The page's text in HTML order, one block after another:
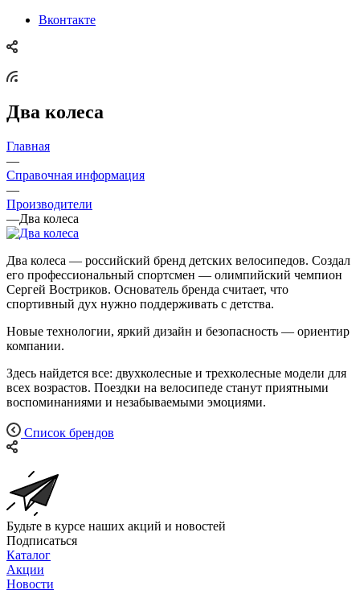
Вконтакте
Два колеса
Главная
—
Справочная информация
—
Производители
—Два колеса
Два колеса — российский бренд детских велосипедов. Создал
его профессиональный спортсмен — олимпийский чемпион
Сергей Востриков. Основатель бренда считает, что
спортивный дух нужно поддерживать с детства.
Новые технологии, яркий дизайн и безопасность — ориентир
компании.
Здесь найдется все: двухколесные и трехколесные модели для
всех возрастов. Поездки на велосипеде станут приятными
воспоминаниями и незабываемыми эмоциями.
Список брендов
Будьте в курсе наших акций и новостей
Подписаться
Каталог
Акции
Новости